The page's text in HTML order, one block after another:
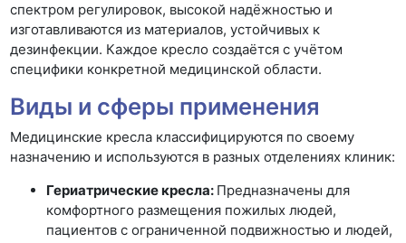
спектром регулировок, высокой надёжностью и
изготавливаются из материалов, устойчивых к
дезинфекции. Каждое кресло создаётся с учётом
специфики конкретной медицинской области.
Виды и сферы применения
Медицинские кресла классифицируются по своему
назначению и используются в разных отделениях клиник:
Гериатрические кресла: Предназначены для
комфортного размещения пожилых людей,
пациентов с ограниченной подвижностью и людей,